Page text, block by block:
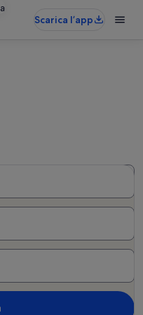
Scarica l’app